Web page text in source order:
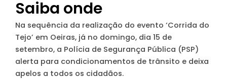
Saiba onde
Na sequência da realização do evento ‘Corrida do
Tejo’ em Oeiras, já no domingo, dia 15 de
setembro, a Polícia de Segurança Pública (PSP)
alerta para condicionamentos de trânsito e deixa
apelos a todos os cidadãos.